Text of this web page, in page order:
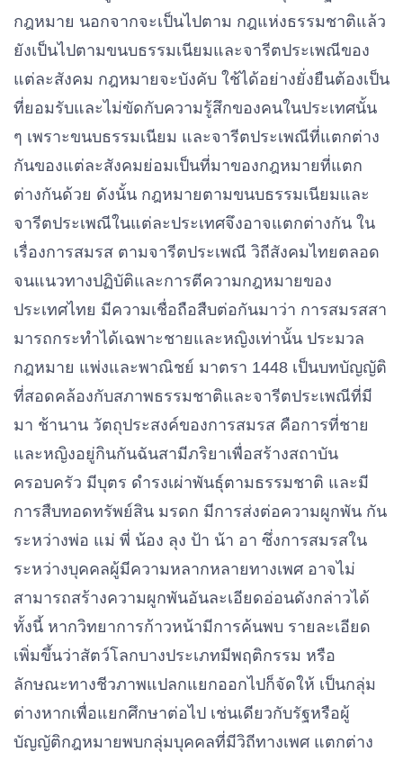
กฎหมาย นอกจากจะเป็นไปตาม กฎแห่งธรรมชาติแล้ว
ยังเป็นไปตามขนบธรรมเนียมและจารีตประเพณีของ
แต่ละสังคม กฎหมายจะบังคับ ใช้ได้อย่างยั่งยืนต้องเป็น
ที่ยอมรับและไม่ขัดกับความรู้สึกของคนในประเทศนั้น
ๆ เพราะขนบธรรมเนียม และจารีตประเพณีที่แตกต่าง
กันของแต่ละสังคมย่อมเป็นที่มาของกฎหมายที่แตก
ต่างกันด้วย ดังนั้น กฎหมายตามขนบธรรมเนียมและ
จารีตประเพณีในแต่ละประเทศจึงอาจแตกต่างกัน ใน
เรื่องการสมรส ตามจารีตประเพณี วิถีสังคมไทยตลอด
จนแนวทางปฏิบัติและการตีความกฎหมายของ
ประเทศไทย มีความเชื่อถือสืบต่อกันมาว่า การสมรสสา
มารถกระทําได้เฉพาะชายและหญิงเท่านั้น ประมวล
กฎหมาย แพ่งและพาณิชย์ มาตรา 1448 เป็นบทบัญญัติ
ที่สอดคล้องกับสภาพธรรมชาติและจารีตประเพณีที่มี
มา ช้านาน วัตถุประสงค์ของการสมรส คือการที่ชาย
และหญิงอยู่กินกันฉันสามีภริยาเพื่อสร้างสถาบัน
ครอบครัว มีบุตร ดํารงเผ่าพันธุ์ตามธรรมชาติ และมี
การสืบทอดทรัพย์สิน มรดก มีการส่งต่อความผูกพัน กัน
ระหว่างพ่อ แม่ พี่ น้อง ลุง ป้า น้า อา ซึ่งการสมรสใน
ระหว่างบุคคลผู้มีความหลากหลายทางเพศ อาจไม่
สามารถสร้างความผูกพันอันละเอียดอ่อนดังกล่าวได้
ทั้งนี้ หากวิทยาการก้าวหน้ามีการค้นพบ รายละเอียด
เพิ่มขึ้นว่าสัตว์โลกบางประเภทมีพฤติกรรม หรือ
ลักษณะทางชีวภาพแปลกแยกออกไปก็จัดให้ เป็นกลุ่ม
ต่างหากเพื่อแยกศึกษาต่อไป เช่นเดียวกับรัฐหรือผู้
บัญญัติกฎหมายพบกลุ่มบุคคลที่มีวิถีทางเพศ แตกต่าง